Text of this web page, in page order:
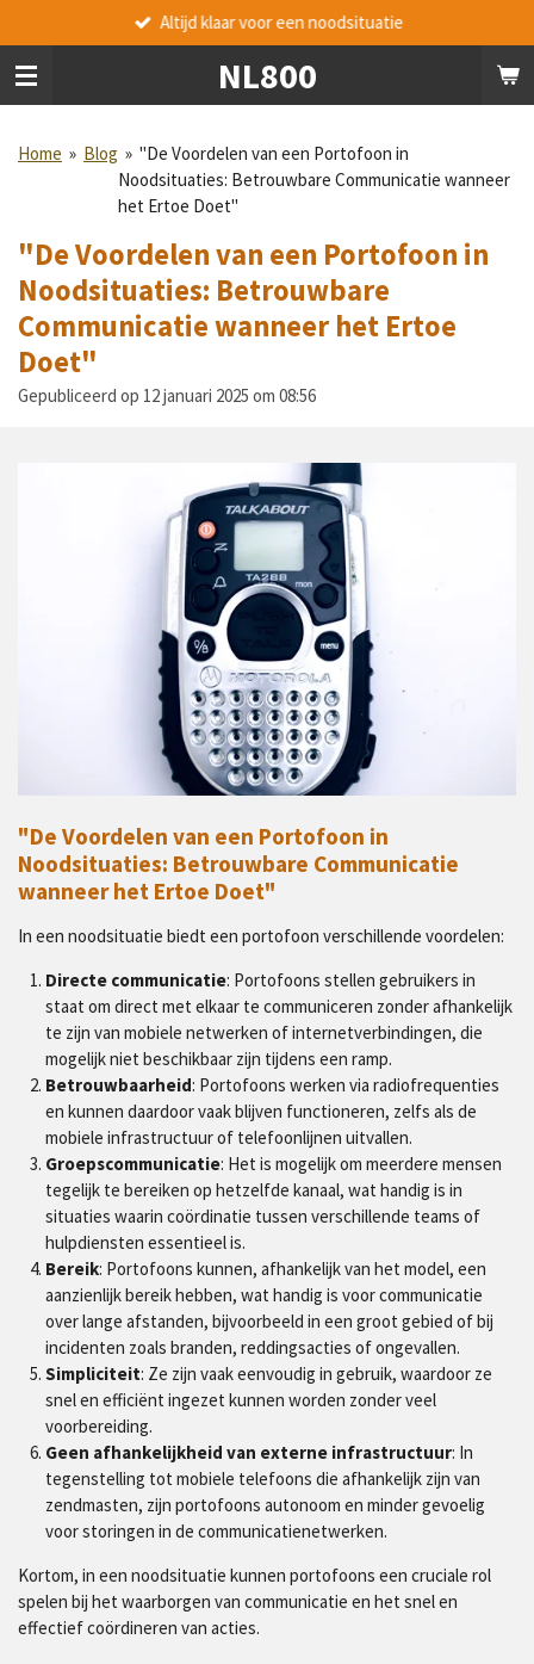
direct
naar
de
NL800
Altijd klaar voor een noodsituatie
Home » Blog » "De Voordelen van een Portofoon in
Noodsituaties: Betrouwbare Communicatie wanneer
het Ertoe Doet"
"De Voordelen van een Portofoon in
Noodsituaties: Betrouwbare
Communicatie wanneer het Ertoe
Doet"
Gepubliceerd op 12 januari 2025 om 08:56
"De Voordelen van een Portofoon in
Noodsituaties: Betrouwbare Communicatie
wanneer het Ertoe Doet"
In een noodsituatie biedt een portofoon verschillende voordelen:
Directe communicatie: Portofoons stellen gebruikers in
staat om direct met elkaar te communiceren zonder afhankelijk
te zijn van mobiele netwerken of internetverbindingen, die
mogelijk niet beschikbaar zijn tijdens een ramp.
Betrouwbaarheid: Portofoons werken via radiofrequenties
en kunnen daardoor vaak blijven functioneren, zelfs als de
mobiele infrastructuur of telefoonlijnen uitvallen.
Groepscommunicatie: Het is mogelijk om meerdere mensen
tegelijk te bereiken op hetzelfde kanaal, wat handig is in
situaties waarin coördinatie tussen verschillende teams of
hulpdiensten essentieel is.
Bereik: Portofoons kunnen, afhankelijk van het model, een
aanzienlijk bereik hebben, wat handig is voor communicatie
over lange afstanden, bijvoorbeeld in een groot gebied of bij
incidenten zoals branden, reddingsacties of ongevallen.
Simpliciteit: Ze zijn vaak eenvoudig in gebruik, waardoor ze
snel en efficiënt ingezet kunnen worden zonder veel
voorbereiding.
Geen afhankelijkheid van externe infrastructuur: In
tegenstelling tot mobiele telefoons die afhankelijk zijn van
zendmasten, zijn portofoons autonoom en minder gevoelig
voor storingen in de communicatienetwerken.
Kortom, in een noodsituatie kunnen portofoons een cruciale rol
spelen bij het waarborgen van communicatie en het snel en
effectief coördineren van acties.